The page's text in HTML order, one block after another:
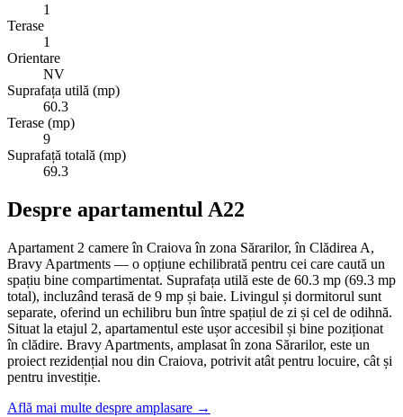
1
Terase
1
Orientare
NV
Suprafața utilă (mp)
60.3
Terase (mp)
9
Suprafață totală (mp)
69.3
Despre apartamentul A22
Apartament 2 camere în Craiova în zona Sărarilor, în Clădirea A,
Bravy Apartments — o opțiune echilibrată pentru cei care caută un
spațiu bine compartimentat. Suprafața utilă este de 60.3 mp (69.3 mp
total), incluzând terasă de 9 mp și baie. Livingul și dormitorul sunt
separate, oferind un echilibru bun între spațiul de zi și cel de odihnă.
Situat la etajul 2, apartamentul este ușor accesibil și bine poziționat
în clădire. Bravy Apartments, amplasat în zona Sărarilor, este un
proiect rezidențial nou din Craiova, potrivit atât pentru locuire, cât și
pentru investiție.
Află mai multe despre amplasare →